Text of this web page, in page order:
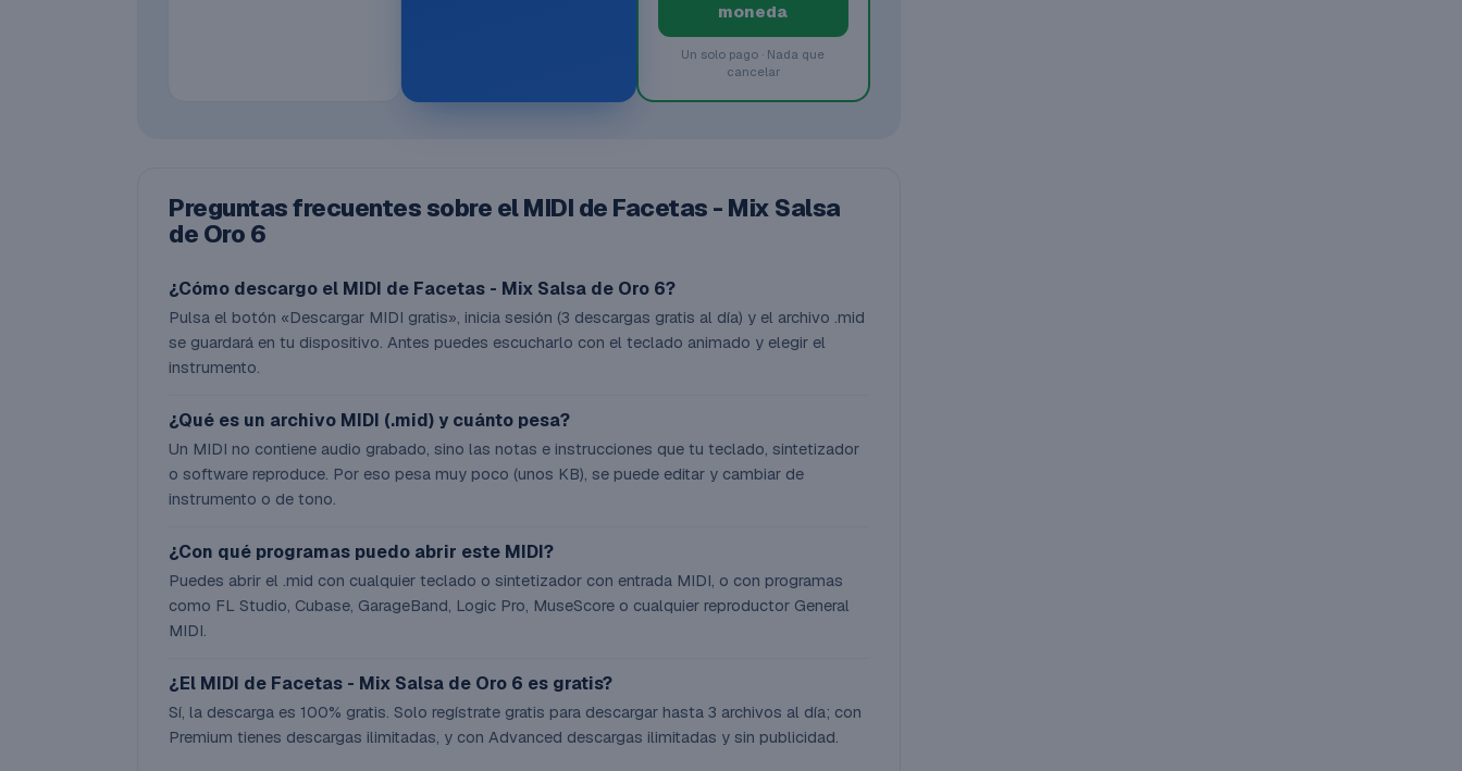
moneda
Un solo pago · Nada que
cancelar
Preguntas frecuentes sobre el MIDI de Facetas - Mix Salsa
de Oro 6
¿Cómo descargo el MIDI de Facetas - Mix Salsa de Oro 6?
Pulsa el botón «Descargar MIDI gratis», inicia sesión (3 descargas gratis al día) y el archivo .mid
se guardará en tu dispositivo. Antes puedes escucharlo con el teclado animado y elegir el
instrumento.
¿Qué es un archivo MIDI (.mid) y cuánto pesa?
Un MIDI no contiene audio grabado, sino las notas e instrucciones que tu teclado, sintetizador
o software reproduce. Por eso pesa muy poco (unos KB), se puede editar y cambiar de
instrumento o de tono.
¿Con qué programas puedo abrir este MIDI?
Puedes abrir el .mid con cualquier teclado o sintetizador con entrada MIDI, o con programas
como FL Studio, Cubase, GarageBand, Logic Pro, MuseScore o cualquier reproductor General
MIDI.
¿El MIDI de Facetas - Mix Salsa de Oro 6 es gratis?
Sí, la descarga es 100% gratis. Solo regístrate gratis para descargar hasta 3 archivos al día; con
Premium tienes descargas ilimitadas, y con Advanced descargas ilimitadas y sin publicidad.